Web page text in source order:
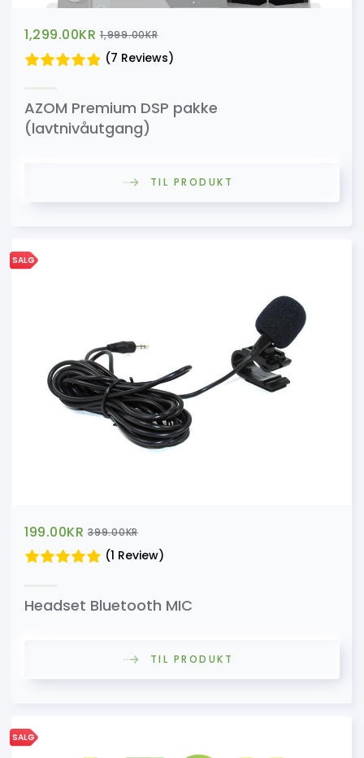
1,299.00KR 1,999.00KR
(7 Reviews)
AZOM Premium DSP pakke
(lavtnivåutgang)
TIL PRODUKT
SALG
199.00KR 399.00KR
(1 Review)
Headset Bluetooth MIC
TIL PRODUKT
SALG